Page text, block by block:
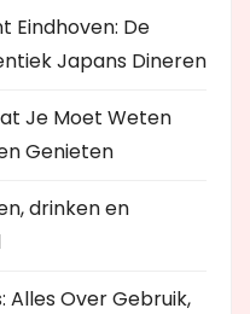
Eindhoven: De
Japans Dineren
Je Moet Weten
Genieten
drinken en
Alles Over Gebruik,